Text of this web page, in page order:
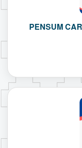
PENSUM